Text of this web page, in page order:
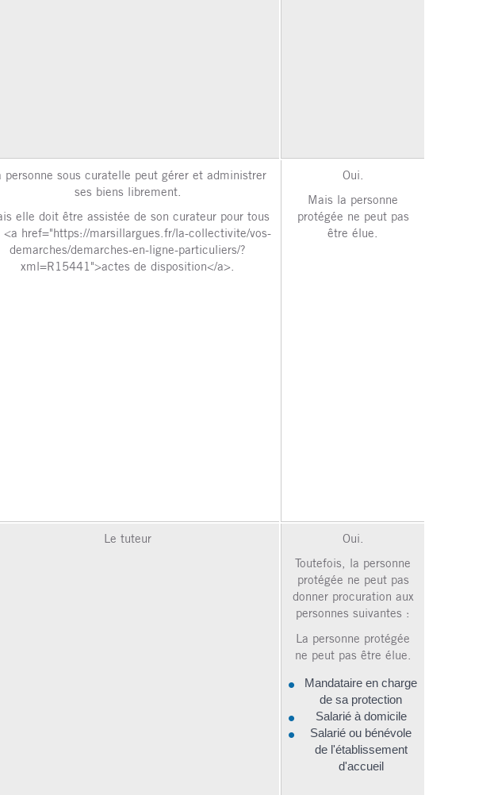
personne sous curatelle peut gérer et administrer
ses biens librement.
elle doit être assistée de son curateur pour tous
<a href="https://marsillargues.fr/la-collectivite/vos-
demarches/demarches-en-ligne-particuliers/?
xml=R15441">actes de disposition</a>.
Oui.
Mais la personne
protégée ne peut pas
être élue.
Le tuteur
Oui.
Toutefois, la personne
protégée ne peut pas
donner procuration aux
personnes suivantes :
La personne protégée
ne peut pas être élue.
Mandataire en charge
de sa protection
Salarié à domicile
Salarié ou bénévole
de l'établissement
d'accueil